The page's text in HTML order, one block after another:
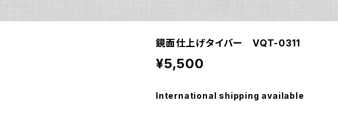
鏡面仕上げタイバー VQT-0311
¥5,500
International shipping available